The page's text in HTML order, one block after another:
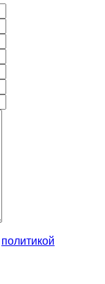
политикой